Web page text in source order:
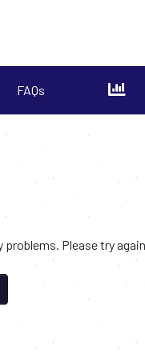
FAQs
Please try